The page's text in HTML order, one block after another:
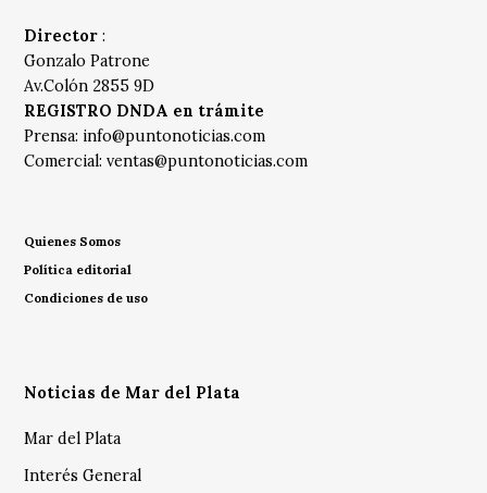
Director :
Gonzalo Patrone
Av.Colón 2855 9D
REGISTRO DNDA en trámite
Prensa: info@puntonoticias.com
Comercial:ventas@puntonoticias.com
Quienes Somos
Política editorial
Condiciones de uso
Noticias de Mar del Plata
Mar del Plata
Interés General